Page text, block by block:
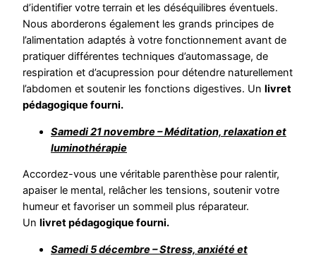
d’identifier votre terrain et les déséquilibres éventuels.
Nous aborderons également les grands principes de
l’alimentation adaptés à votre fonctionnement avant de
pratiquer différentes techniques d’automassage, de
respiration et d’acupression pour détendre naturellement
l’abdomen et soutenir les fonctions digestives. Un livret
pédagogique fourni.
Samedi 21 novembre – Méditation, relaxation et
luminothérapie
Accordez-vous une véritable parenthèse pour ralentir,
apaiser le mental, relâcher les tensions, soutenir votre
humeur et favoriser un sommeil plus réparateur.
Un livret pédagogique fourni.
Samedi 5 décembre – Stress, anxiété et